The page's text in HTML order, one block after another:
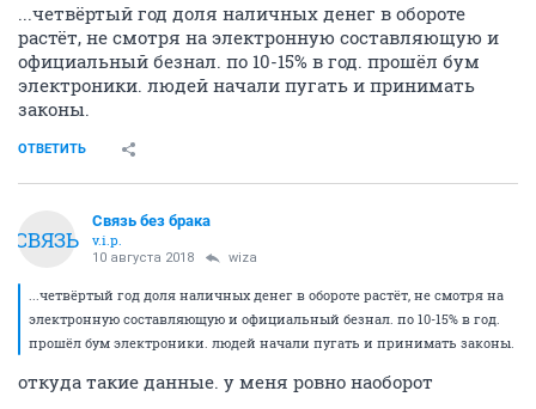
...четвёртый год доля наличных денег в обороте
растёт, не смотря на электронную составляющую и
официальный безнал. по 10-15% в год. прошёл бум
электроники. людей начали пугать и принимать
законы.
ОТВЕТИТЬ
СВЯЗЬ
Связь без брака
v.i.p.
10 августа 2018 wiza
...четвёртый год доля наличных денег в обороте растёт, не смотря на
электронную составляющую и официальный безнал. по 10-15% в год.
прошёл бум электроники. людей начали пугать и принимать законы.
откуда такие данные. у меня ровно наоборот